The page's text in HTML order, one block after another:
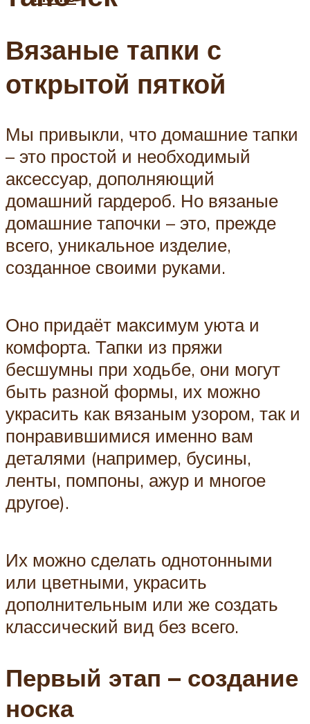
Вязаные тапки с
открытой пяткой
Мы привыкли, что домашние тапки
– это простой и необходимый
аксессуар, дополняющий
домашний гардероб. Но вязаные
домашние тапочки – это, прежде
всего, уникальное изделие,
созданное своими руками.
Оно придаёт максимум уюта и
комфорта. Тапки из пряжи
бесшумны при ходьбе, они могут
быть разной формы, их можно
украсить как вязаным узором, так и
понравившимися именно вам
деталями (например, бусины,
ленты, помпоны, ажур и многое
другое).
Их можно сделать однотонными
или цветными, украсить
дополнительным или же создать
классический вид без всего.
Первый этап – создание
носка